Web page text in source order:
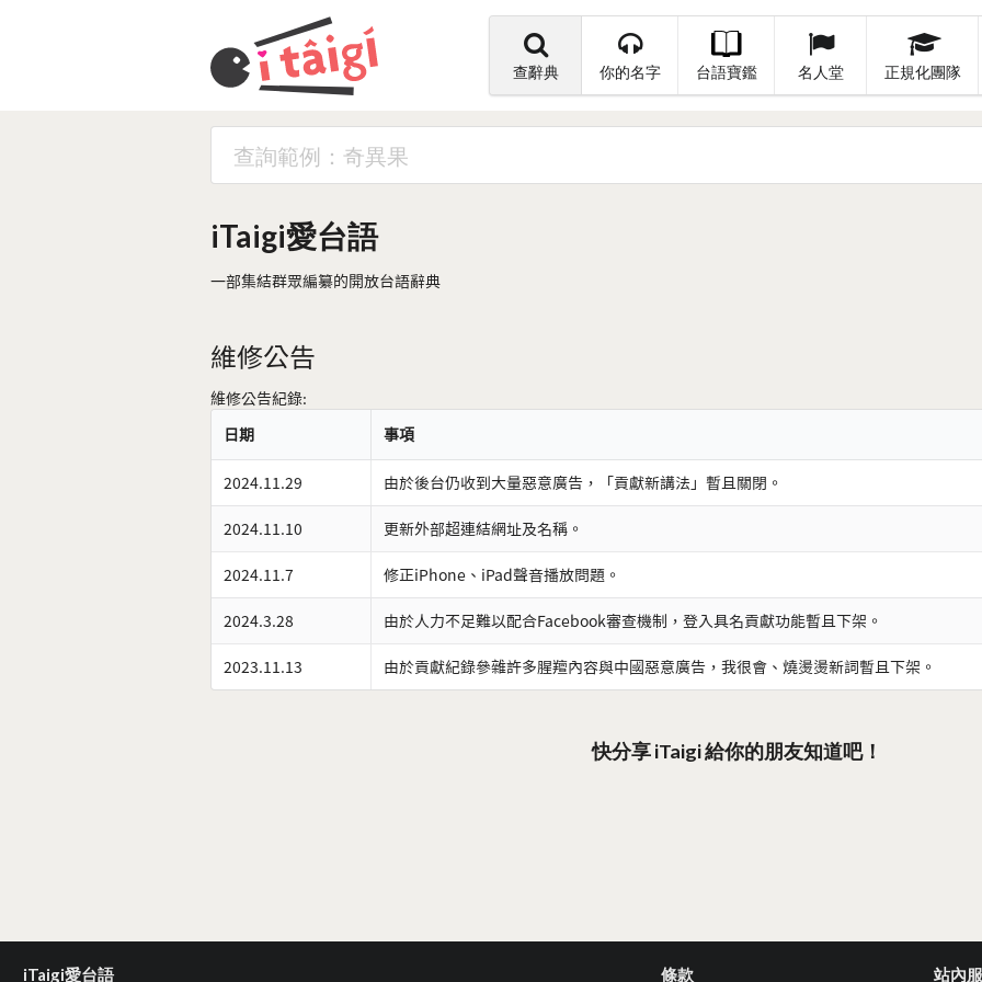
查辭典 你的名字 台語寶鑑 名人堂 正規化團隊
iTaigi愛台語
一部集結群眾編纂的開放台語辭典
維修公告
維修公告紀錄:
日期
事項
2024.11.29 由於後台仍收到大量惡意廣告，「貢獻新講法」暫且關閉。
2024.11.10 更新外部超連結網址及名稱。
2024.11.7 修正iPhone、iPad聲音播放問題。
2024.3.28 由於人力不足難以配合Facebook審查機制，登入具名貢獻功能暫且下架。
2023.11.13 由於貢獻紀錄參雜許多腥羶內容與中國惡意廣告，我很會、燒燙燙新詞暫且下架。
快分享 iTaigi 給你的朋友知道吧！
iTaigi愛台語 條款 站內